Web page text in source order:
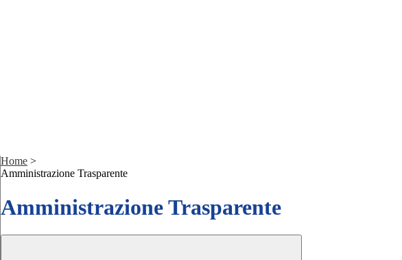
Home >
Amministrazione Trasparente
Amministrazione Trasparente